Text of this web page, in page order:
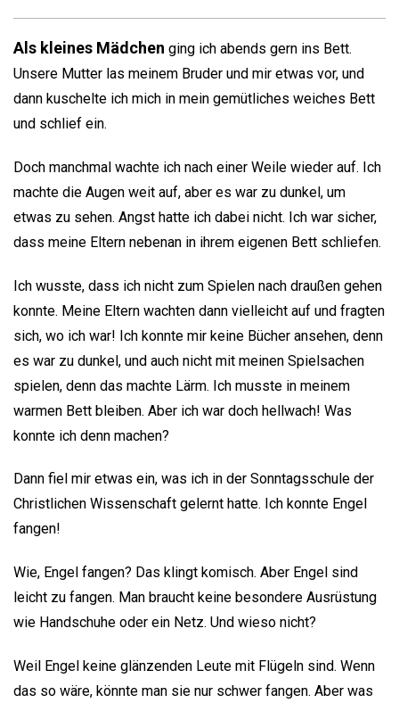
Als kleines Mädchen ging ich abends gern ins Bett.
Unsere Mutter las meinem Bruder und mir etwas vor, und
dann kuschelte ich mich in mein gemütliches weiches Bett
und schlief ein.
Doch manchmal wachte ich nach einer Weile wieder auf. Ich
machte die Augen weit auf, aber es war zu dunkel, um
etwas zu sehen. Angst hatte ich dabei nicht. Ich war sicher,
dass meine Eltern nebenan in ihrem eigenen Bett schliefen.
Ich wusste, dass ich nicht zum Spielen nach draußen gehen
konnte. Meine Eltern wachten dann vielleicht auf und fragten
sich, wo ich war! Ich konnte mir keine Bücher ansehen, denn
es war zu dunkel, und auch nicht mit meinen Spielsachen
spielen, denn das machte Lärm. Ich musste in meinem
warmen Bett bleiben. Aber ich war doch hellwach! Was
konnte ich denn machen?
Dann fiel mir etwas ein, was ich in der Sonntagsschule der
Christlichen Wissenschaft gelernt hatte. Ich konnte Engel
fangen!
Wie, Engel fangen? Das klingt komisch. Aber Engel sind
leicht zu fangen. Man braucht keine besondere Ausrüstung
wie Handschuhe oder ein Netz. Und wieso nicht?
Weil Engel keine glänzenden Leute mit Flügeln sind. Wenn
das so wäre, könnte man sie nur schwer fangen. Aber was